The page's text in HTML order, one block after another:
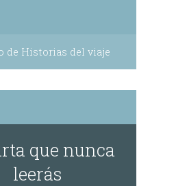
de Historias del viaje
que nunca
leerás